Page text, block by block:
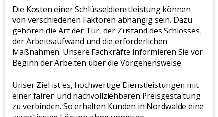
Die Kosten einer Schlüsseldienstleistung können
von verschiedenen Faktoren abhängig sein. Dazu
gehören die Art der Tür, der Zustand des Schlosses,
der Arbeitsaufwand und die erforderlichen
Maßnahmen. Unsere Fachkräfte informieren Sie vor
Beginn der Arbeiten über die Vorgehensweise.
Unser Ziel ist es, hochwertige Dienstleistungen mit
einer fairen und nachvollziehbaren Preisgestaltung
zu verbinden. So erhalten Kunden in Nordwalde eine